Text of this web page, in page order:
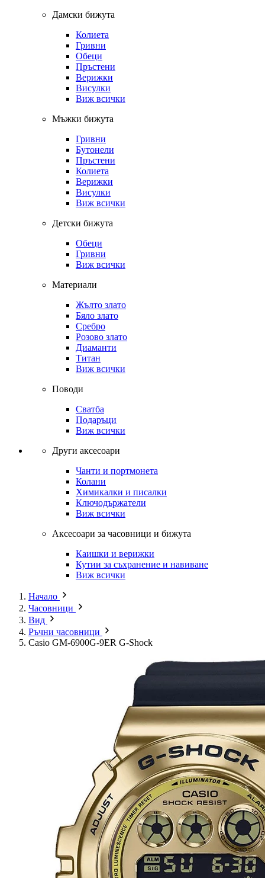
Дамски бижута
Колиета
Гривни
Обеци
Пръстени
Верижки
Висулки
Виж всички
Мъжки бижута
Гривни
Бутонели
Пръстени
Колиета
Верижки
Висулки
Виж всички
Детски бижута
Обеци
Гривни
Виж всички
Материали
Жълто злато
Бяло злато
Сребро
Розово злато
Диаманти
Титан
Виж всички
Поводи
Сватба
Подаръци
Виж всички
Други аксесоари
Чанти и портмонета
Колани
Химикалки и писалки
Ключодържатели
Виж всички
Аксесоари за часовници и бижута
Каишки и верижки
Кутии за съхранение и навиване
Виж всички
Начало
Часовници
Вид
Ръчни часовници
Casio GM-6900G-9ER G-Shock